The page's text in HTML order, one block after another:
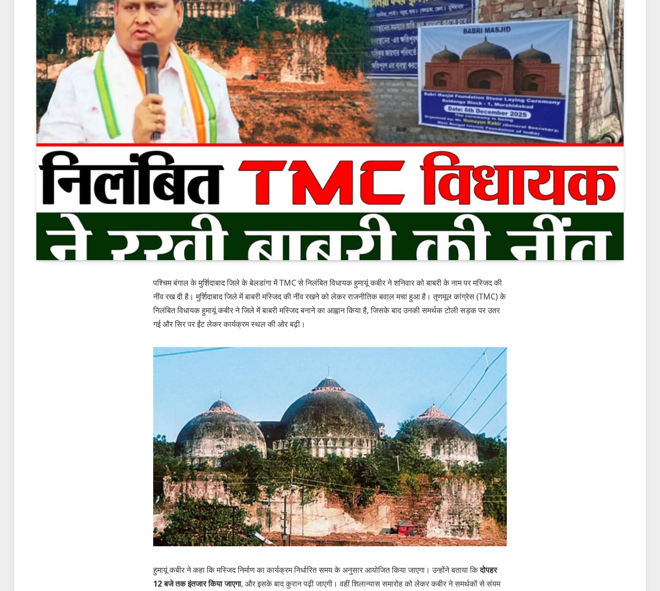
पश्चिम बंगाल के मुर्शिदाबाद जिले के बेलडांगा में TMC से निलंबित विधायक हुमायूं कबीर ने शनिवार को बाबरी के नाम पर मस्जिद की
नींव रख दी है। मुर्शिदाबाद जिले में बाबरी मस्जिद की नींव रखने को लेकर राजनीतिक बवाल मचा हुआ है। तृणमूल कांग्रेस (TMC) के
निलंबित विधायक हुमायूं कबीर ने जिले में बाबरी मस्जिद बनाने का आह्वान किया है, जिसके बाद उनकी समर्थक टोली सड़क पर उतर
गई और सिर पर ईंट लेकर कार्यक्रम स्थल की ओर बढ़ी।
हुमायूं कबीर ने कहा कि मस्जिद निर्माण का कार्यक्रम निर्धारित समय के अनुसार आयोजित किया जाएगा। उन्होंने बताया किदोपहर
12 बजे तक इंतजार किया जाएगा, और इसके बाद कुरान पढ़ी जाएगी। वहीं शिलान्यास समारोह को लेकर कबीर ने समर्थकों से संयम